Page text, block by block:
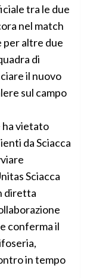
tra le due
nel match
per altre due
di
il nuovo
sul campo
ha vietato
da Sciacca
Sciacca
diretta
conferma il
in tempo